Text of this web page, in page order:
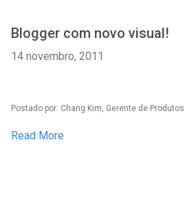
Blogger com novo visual!
14 novembro, 2011
Postado por: Chang Kim, Gerente de Produtos
Read More